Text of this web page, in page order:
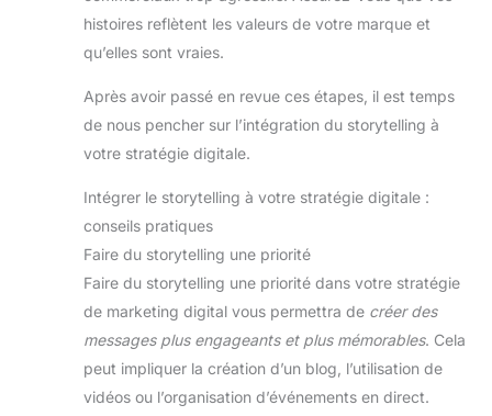
histoires reflètent les valeurs de votre marque et
qu’elles sont vraies.
Après avoir passé en revue ces étapes, il est temps
de nous pencher sur l’intégration du storytelling à
votre stratégie digitale.
Intégrer le storytelling à votre stratégie digitale :
conseils pratiques
Faire du storytelling une priorité
Faire du storytelling une priorité dans votre stratégie
de marketing digital vous permettra de créer des
messages plus engageants et plus mémorables. Cela
peut impliquer la création d’un blog, l’utilisation de
vidéos ou l’organisation d’événements en direct.